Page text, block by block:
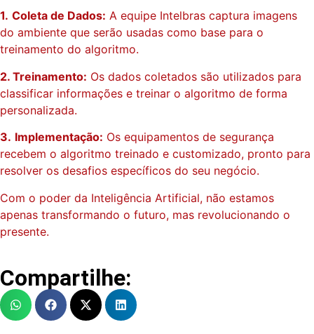
1. Coleta de Dados: A equipe Intelbras captura imagens
do ambiente que serão usadas como base para o
treinamento do algoritmo.
2. Treinamento: Os dados coletados são utilizados para
classificar informações e treinar o algoritmo de forma
personalizada.
3. Implementação: Os equipamentos de segurança
recebem o algoritmo treinado e customizado, pronto para
resolver os desafios específicos do seu negócio.
Com o poder da Inteligência Artificial, não estamos
apenas transformando o futuro, mas revolucionando o
presente.
Compartilhe: